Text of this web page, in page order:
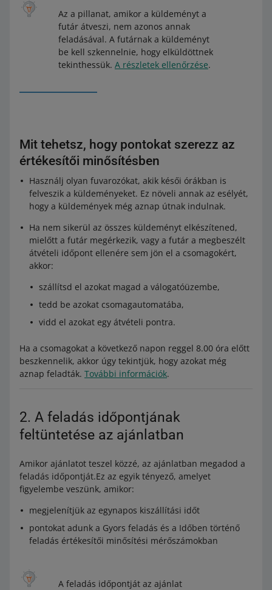
Az a pillanat, amikor a küldeményt a
futár átveszi, nem azonos annak
feladásával. A futárnak a küldeményt
be kell szkennelnie, hogy elküldöttnek
tekinthessük. A részletek ellenőrzése.
Mit tehetsz, hogy pontokat szerezz az
értékesítői minősítésben
Használj olyan fuvarozókat, akik késői órákban is
felveszik a küldeményeket. Ez növeli annak az esélyét,
hogy a küldemények még aznap útnak indulnak.
Ha nem sikerül az összes küldeményt elkészítened,
mielőtt a futár megérkezik, vagy a futár a megbeszélt
átvételi időpont ellenére sem jön el a csomagokért,
akkor:
szállítsd el azokat magad a válogatóüzembe,
tedd be azokat csomagautomatába,
vidd el azokat egy átvételi pontra.
Ha a csomagokat a következő napon reggel 8.00 óra előtt
beszkennelik, akkor úgy tekintjük, hogy azokat még
aznap feladták. További információk.
2. A feladás időpontjának
feltüntetése az ajánlatban
Amikor ajánlatot teszel közzé, az ajánlatban megadod a
feladás időpontját.Ez az egyik tényező, amelyet
figyelembe veszünk, amikor:
megjelenítjük az egynapos kiszállítási időt
pontokat adunk a Gyors feladás és a Időben történő
feladás értékesítői minősítési mérőszámokban
A feladás időpontját az ajánlat